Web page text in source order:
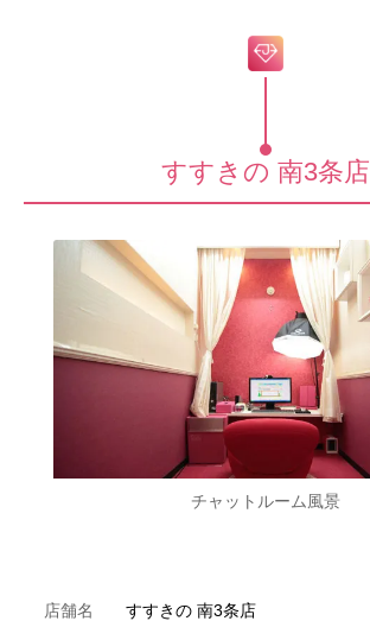
すすきの 南3条店
チャットルーム風景
店舗名 すすきの 南3条店